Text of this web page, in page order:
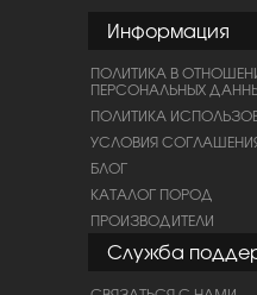
Информация
ПОЛИТИКА В
ПЕРСОНАЛЬНЫХ
ПОЛИТИКА
УСЛОВИЯ
БЛОГ
КАТАЛОГ ПОРОД
ПРОИЗВОДИТЕЛИ
Служба